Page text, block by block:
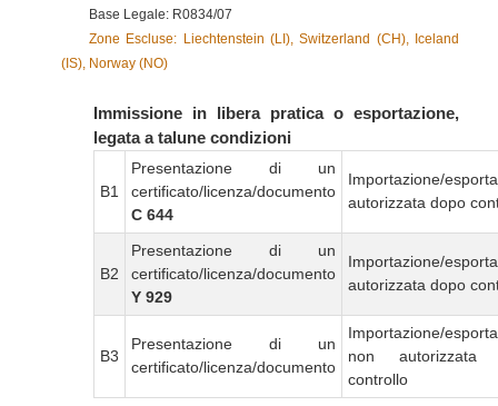
Base Legale: R0834/07
Zone Escluse: Liechtenstein (LI), Switzerland (CH), Iceland
(IS), Norway (NO)
Immissione in libera pratica o esportazione,
legata a talune condizioni
B1
Presentazione di un
certificato/licenza/documento
C 644
Importazione/
autorizzata dopo
B2
Presentazione di un
certificato/licenza/documento
Y 929
Importazione/
autorizzata dopo
B3
Presentazione di un
certificato/licenza/documento
Importazione/
non autorizzata
controllo